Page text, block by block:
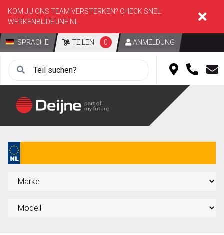
KOM JIJ ONS TEAM VERSTERKEN? CHECK SNEL:
WERKENBIJDEIJNE.NL
SPRACHE TEILEN 0 ANMELDUNG